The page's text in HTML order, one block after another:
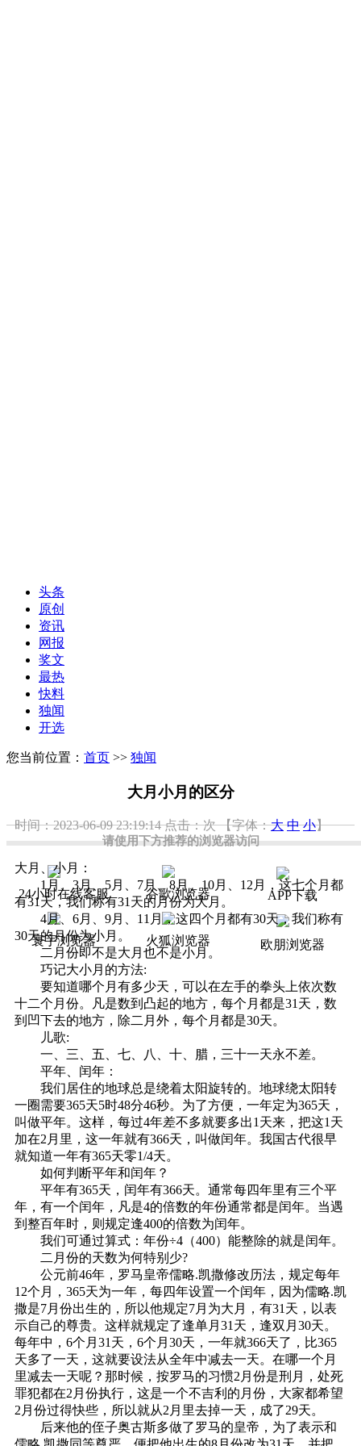
请使用下方推荐的浏览器访问
24小时在线客服 谷歌浏览器 APP下载
寰宇浏览器 火狐浏览器 欧朋浏览器
头条
原创
资讯
网报
奖文
最热
快料
独闻
开选
您当前位置： 首页 >> 独闻
大月小月的区分
时间：2023-06-09 23:19:14点击：次 【字体：大 中 小】
大月、小月：
1月、3月、5月、7月、8月、10月、12月，这七个月都
有31天，我们称有31天的月份为大月。
4月、6月、9月、11月，这四个月都有30天，我们称有
30天的月份为小月。
二月份即不是大月也不是小月。
巧记大小月的方法:
要知道哪个月有多少天，可以在左手的拳头上依次数
十二个月份。凡是数到凸起的地方，每个月都是31天，数
到凹下去的地方，除二月外，每个月都是30天。
儿歌:
一、三、五、七、八、十、腊，三十一天永不差。
平年、闰年：
我们居住的地球总是绕着太阳旋转的。地球绕太阳转
一圈需要365天5时48分46秒。为了方便，一年定为365天，
叫做平年。这样，每过4年差不多就要多出1天来，把这1天
加在2月里，这一年就有366天，叫做闰年。我国古代很早
就知道一年有365天零1/4天。
如何判断平年和闰年？
平年有365天，闰年有366天。通常每四年里有三个平
年，有一个闰年，凡是4的倍数的年份通常都是闰年。当遇
到整百年时，则规定逢400的倍数为闰年。
我们可通过算式：年份÷4（400）能整除的就是闰年。
二月份的天数为何特别少?
公元前46年，罗马皇帝儒略.凯撒修改历法，规定每年
12个月，365天为一年，每四年设置一个闰年，因为儒略.凯
撒是7月份出生的，所以他规定7月为大月，有31天，以表
示自己的尊贵。这样就规定了逢单月31天，逢双月30天。
每年中，6个月31天，6个月30天，一年就366天了，比365
天多了一天，这就要设法从全年中减去一天。在哪一个月
里减去一天呢？那时候，按罗马的习惯2月份是刑月，处死
罪犯都在2月份执行，这是一个不吉利的月份，大家都希望
2月份过得快些，所以就从2月里去掉一天，成了29天。
后来他的侄子奥古斯多做了罗马的皇帝，为了表示和